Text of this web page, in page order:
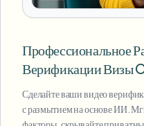
Профессиональное
Верификации Визы
Сделайте ваши видео
с размытием на основе ИИ.